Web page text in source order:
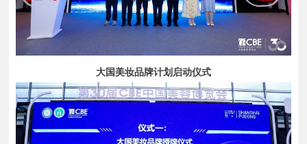
大国美妆品牌计划启动仪式